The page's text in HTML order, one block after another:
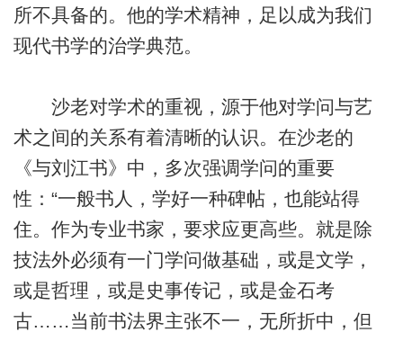
所不具备的。他的学术精神，足以成为我们
现代书学的治学典范。
沙老对学术的重视，源于他对学问与艺
术之间的关系有着清晰的认识。在沙老的
《与刘江书》中，多次强调学问的重要
性：“一般书人，学好一种碑帖，也能站得
住。作为专业书家，要求应更高些。就是除
技法外必须有一门学问做基础，或是文学，
或是哲理，或是史事传记，或是金石考
古……当前书法界主张不一，无所折中，但